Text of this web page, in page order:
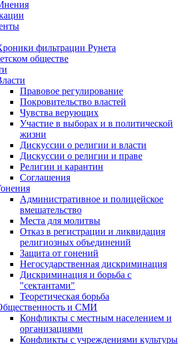
фильтрации Рунета
обществе
Правовое регулирование
Покровительство властей
Чувства верующих
Участие в выборах и в политической
жизни
Дискуссии о религии и власти
Дискуссии о религии и праве
Религии и карантин
Соглашения
Административное и полицейское
вмешательство
Места для молитвы
Отказ в регистрации и ликвидация
религиозных объединений
Защита от гонений
Негосударственная дискриминация
Дискриминация и борьба с
"сектантами"
Теоретическая борьба
и СМИ
Конфликты с местным населением и
организациями
Конфликты с учреждениями культуры